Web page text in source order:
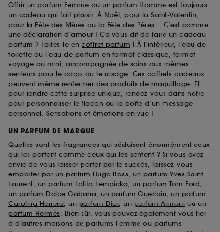
Offrir un parfum Femme ou un parfum Homme est toujours
un cadeau qui fait plaisir. À Noël, pour la Saint-Valentin,
pour la Fête des Mères ou la Fête des Pères... C’est comme
une déclaration d’amour ! Ça vous dit de faire un cadeau
parfum ? Faites-le en coffret parfum ! À l’intérieur, l’eau de
toilette ou l’eau de parfum en format classique, format
voyage ou mini, accompagnée de soins aux mêmes
senteurs pour le corps ou le rasage. Ces coffrets cadeaux
peuvent même renfermer des produits de maquillage. Et
pour rendre cette surprise unique, rendez-vous dans notre
pour personnaliser le flacon ou la boîte d’un message
personnel. Sensations et émotions en vue !
UN PARFUM DE MARQUE
Quelles sont les fragrances qui séduisent énormément ceux
qui les portent comme ceux qui les sentent ? Si vous avez
envie de vous laisser porter par le succès, laissez-vous
emporter par un parfum Hugo Boss, un parfum Yves Saint
Laurent, un parfum Lolita Lempicka, un parfum Tom Ford,
un parfum Dolce Gabana, un parfum Guerlain, un parfum
Carolina Herrera, un parfum Dior, un parfum Armani ou un
parfum Hermès. Bien sûr, vous pouvez également vous fier
à d’autres maisons de parfums Femme ou parfums